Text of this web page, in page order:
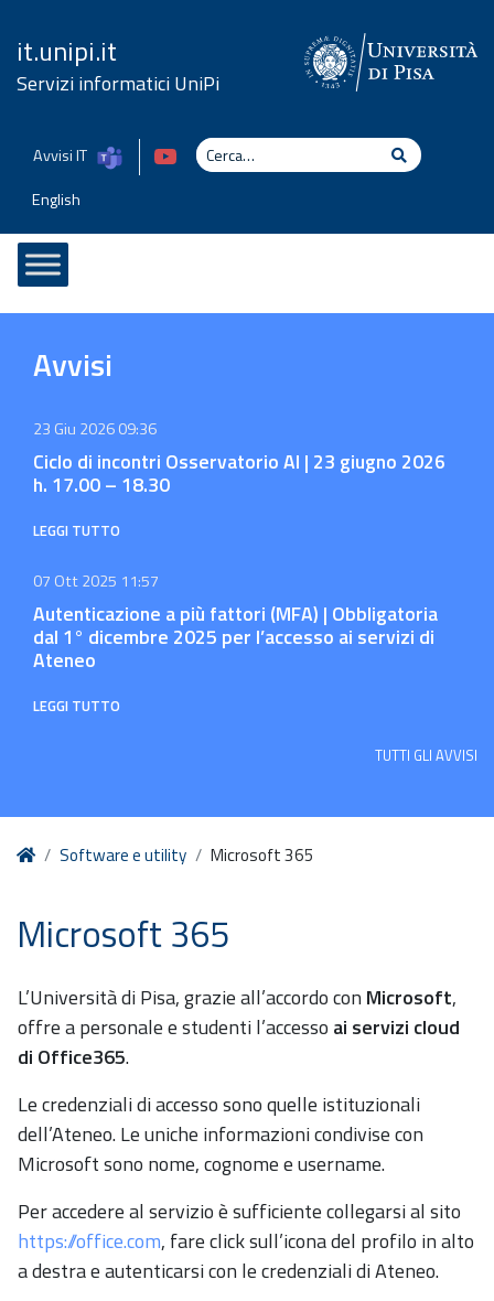
it.unipi.it
Servizi informatici UniPi
Avvisi IT Cerca
Cerca
English
Avvisi
23 Giu 2026 09:36
Ciclo di incontri Osservatorio AI | 23 giugno 2026
h. 17.00 – 18.30
LEGGI TUTTO
07 Ott 2025 11:57
Autenticazione a più fattori (MFA) | Obbligatoria
dal 1° dicembre 2025 per l’accesso ai servizi di
Ateneo
LEGGI TUTTO
TUTTI GLI AVVISI
HomeSoftware e utility Microsoft 365
Microsoft 365
L’Università di Pisa, grazie all’accordo con Microsoft,
offre a personale e studenti l’accesso ai servizi cloud
di Office365.
Le credenziali di accesso sono quelle istituzionali
dell’Ateneo. Le uniche informazioni condivise con
Microsoft sono nome, cognome e username.
Per accedere al servizio è sufficiente collegarsi al sito
https://office.com, fare click sull’icona del profilo in alto
a destra e autenticarsi con le credenziali di Ateneo.